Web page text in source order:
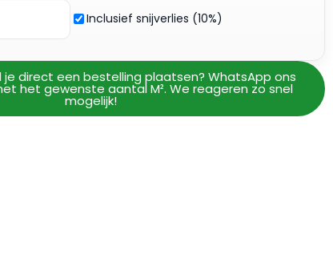
Inclusief snijverlies (10%)
je direct een bestelling plaatsen? WhatsApp ons
het gewenste aantal M². We reageren zo snel
mogelijk!